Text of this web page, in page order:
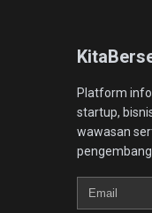
Platform
startup,
wawasan
Email
Name